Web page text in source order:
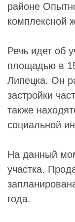
районе
комплексной
Речь идет об
площадью в
Липецка. Он
застройки
также
социальной
На данный
участка.
года.